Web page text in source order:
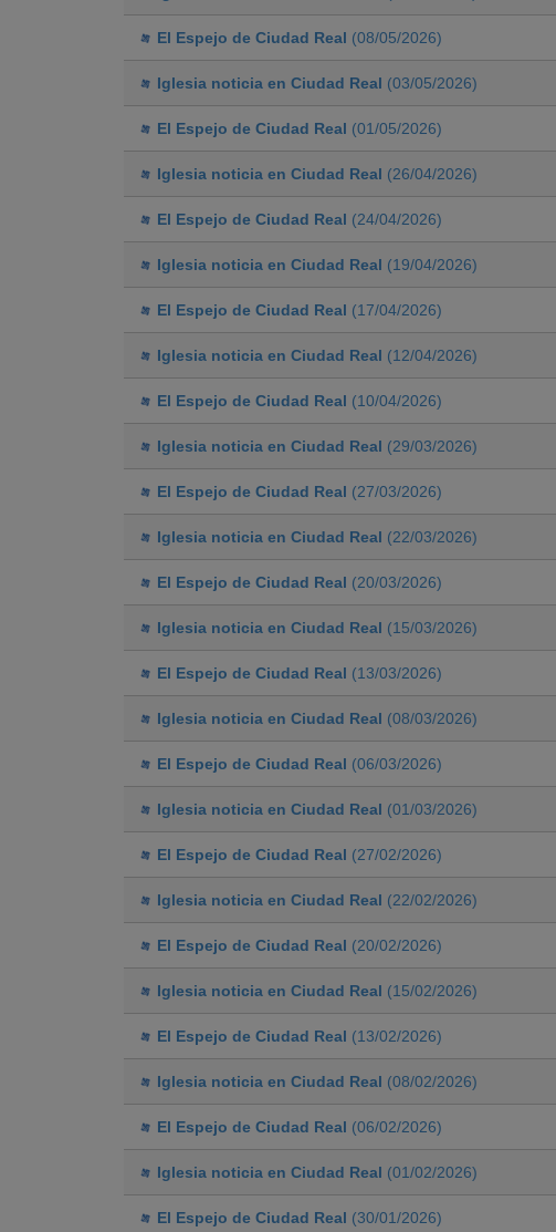
El Espejo de Ciudad Real (08/05/2026)
Iglesia noticia en Ciudad Real (03/05/2026)
El Espejo de Ciudad Real (01/05/2026)
Iglesia noticia en Ciudad Real (26/04/2026)
El Espejo de Ciudad Real (24/04/2026)
Iglesia noticia en Ciudad Real (19/04/2026)
El Espejo de Ciudad Real (17/04/2026)
Iglesia noticia en Ciudad Real (12/04/2026)
El Espejo de Ciudad Real (10/04/2026)
Iglesia noticia en Ciudad Real (29/03/2026)
El Espejo de Ciudad Real (27/03/2026)
Iglesia noticia en Ciudad Real (22/03/2026)
El Espejo de Ciudad Real (20/03/2026)
Iglesia noticia en Ciudad Real (15/03/2026)
El Espejo de Ciudad Real (13/03/2026)
Iglesia noticia en Ciudad Real (08/03/2026)
El Espejo de Ciudad Real (06/03/2026)
Iglesia noticia en Ciudad Real (01/03/2026)
El Espejo de Ciudad Real (27/02/2026)
Iglesia noticia en Ciudad Real (22/02/2026)
El Espejo de Ciudad Real (20/02/2026)
Iglesia noticia en Ciudad Real (15/02/2026)
El Espejo de Ciudad Real (13/02/2026)
Iglesia noticia en Ciudad Real (08/02/2026)
El Espejo de Ciudad Real (06/02/2026)
Iglesia noticia en Ciudad Real (01/02/2026)
El Espejo de Ciudad Real (30/01/2026)